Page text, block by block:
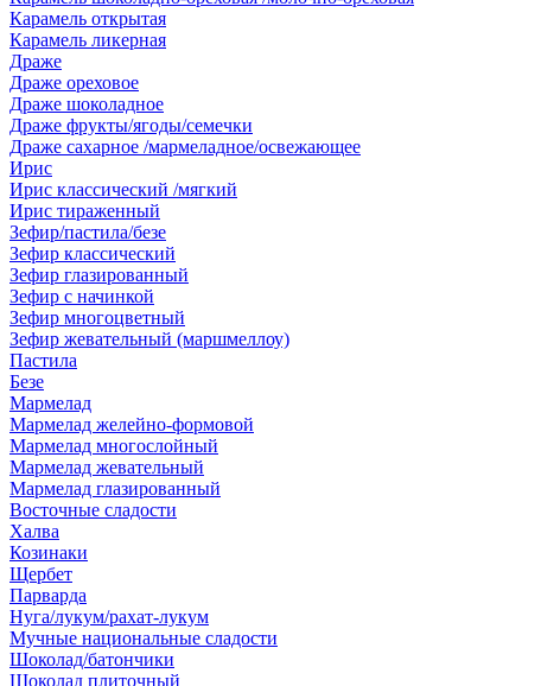
Карамель открытая
Карамель ликерная
Драже
Драже ореховое
Драже шоколадное
Драже фрукты/ягоды/семечки
Драже сахарное /мармеладное/освежающее
Ирис
Ирис классический /мягкий
Ирис тираженный
Зефир/пастила/безе
Зефир классический
Зефир глазированный
Зефир с начинкой
Зефир многоцветный
Зефир жевательный (маршмеллоу)
Пастила
Безе
Мармелад
Мармелад желейно-формовой
Мармелад многослойный
Мармелад жевательный
Мармелад глазированный
Восточные сладости
Халва
Козинаки
Щербет
Парварда
Нуга/лукум/рахат-лукум
Мучные национальные сладости
Шоколад/батончики
Шоколад плиточный